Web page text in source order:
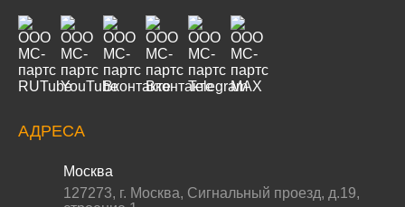
АДРЕСА
Москва
127273, г. Москва, Сигнальный проезд, д.19,